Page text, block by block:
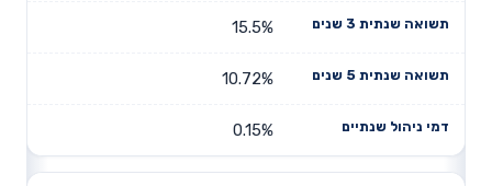
15.5%
10.72%
0.15%